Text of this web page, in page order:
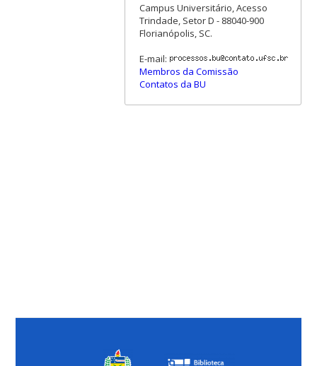
Campus Universitário, Acesso
Trindade, Setor D - 88040-900
Florianópolis, SC.
E-mail:
Membros da Comissão
Contatos da BU